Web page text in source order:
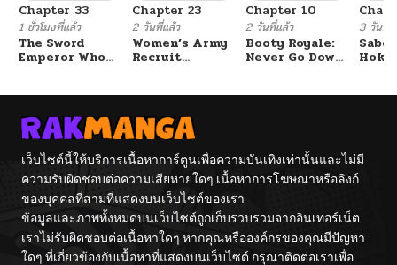
Chapter 33
1 ชั่วโมงที่แล้ว
The Sword
Emperor Who
จักรพรรดิเทพดาบ
ผงาดเหนือชาติภพ
Chapter 23
2 วันที่แล้ว
Women’s Army
Recruit
Chapter 10
2 วันที่แล้ว
Booty Royale:
Never Go Down
3 วันที่
เว็บไซต์นี้ให้บริการเนื้อหาการ์ตูนเพื่อความบันเทิงเท่านั้นและไม่มี
ความรับผิดชอบต่อความเสียหายใดๆ เนื้อหาการโฆษณาหรือลิงก์
ของบุคคลที่สามที่แสดงบนเว็บไซต์ของเรา
ข้อมูลและภาพทั้งหมดบนเว็บไซต์ถูกเก็บรวบรวมจากอินเทอร์เน็ต
เราไม่รับผิดชอบต่อเนื้อหาใดๆ หากคุณหรือองค์กรของคุณมีปัญหา
ใดๆ ที่เกี่ยวข้องกับเนื้อหาที่แสดงบนเว็บไซต์ กรุณาติดต่อเราเพื่อ